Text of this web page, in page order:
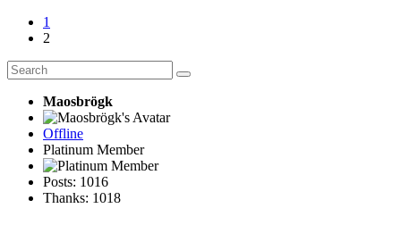
1
2
Maosbrögk
Offline
Platinum Member
Posts: 1016
Thanks: 1018